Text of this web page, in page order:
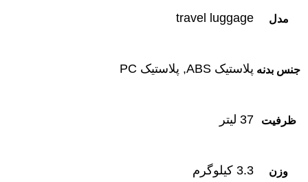
مدل travel luggage
جنس بدنه پلاستیک ABS, پلاستیک PC
ظرفیت 37 لیتر
وزن 3.3 کیلوگرم